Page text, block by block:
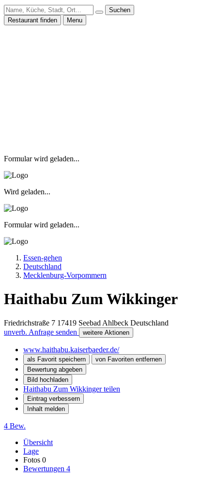
Suchen
Restaurant finden
Menu
Formular wird geladen...
Wird geladen...
Formular wird geladen...
Essen-gehen
Deutschland
Mecklenburg-Vorpommern
Haithabu Zum Wikkinger
Friedrichstraße 7 17419 Seebad Ahlbeck Deutschland
unverb. Anfrage senden
weitere Aktionen
www.haithabu.kaiserbaeder.de/
als Favorit speichern
von Favoriten entfernen
Bewertung abgeben
Bild hochladen
Haithabu Zum Wikkinger teilen
Eintrag verbessern
Inhalt melden
4 Bew.
Übersicht
Lage
Fotos 0
Bewertungen 4